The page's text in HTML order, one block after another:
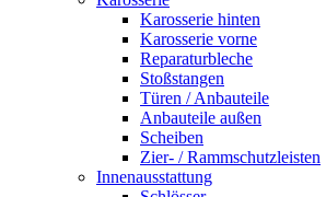
Karosserie hinten
Karosserie vorne
Reparaturbleche
Stoßstangen
Türen / Anbauteile
Anbauteile außen
Scheiben
Zier- / Rammschutzleisten
Innenausstattung